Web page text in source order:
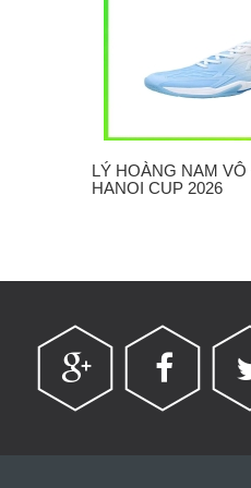
LÝ HOÀNG NAM
HANOI CUP 2026